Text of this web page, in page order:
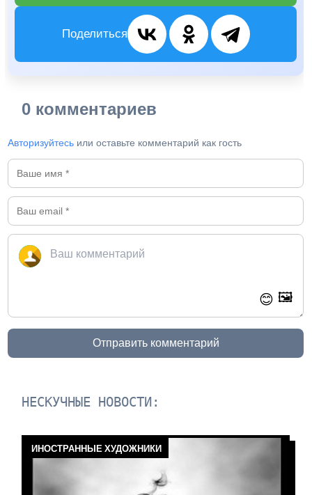
Поделиться
0 комментариев
Авторизуйтесь или оставьте комментарий как гость
😊 🖼️
Отправить комментарий
НЕСКУЧНЫЕ НОВОСТИ:
ИНОСТРАННЫЕ ХУДОЖНИКИ